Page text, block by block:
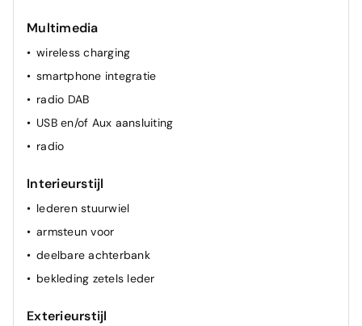
cruise control (adaptief)
verwarmd stuurwiel
lichtsensor (automatische ontsteking koplampen)
lendensteun elektrisch
multifunctioneel stuur
regensensor
cruise control
airconditioning (vol autom.)
verwarmde zetel(s) voor
Multimedia
wireless charging
smartphone integratie
radio DAB
USB en/of Aux aansluiting
radio
Interieurstijl
lederen stuurwiel
armsteun voor
deelbare achterbank
bekleding zetels leder
Exterieurstijl